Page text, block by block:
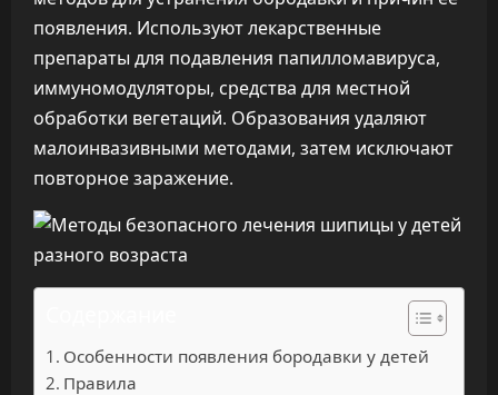
появления. Используют лекарственные
препараты для подавления папилломавируса,
иммуномодуляторы, средства для местной
обработки вегетаций. Образования удаляют
малоинвазивными методами, затем исключают
повторное заражение.
Особенности появления бородавки у детей
Правила